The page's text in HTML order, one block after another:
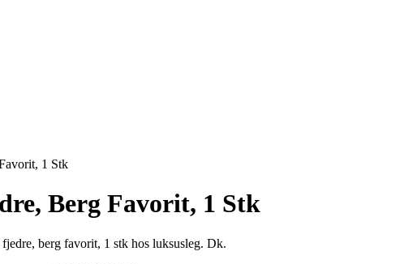
1 Stk
Berg Favorit, 1 Stk
berg favorit, 1 stk hos luksusleg. Dk.